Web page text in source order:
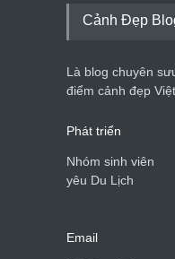
Cảnh Đẹp
Là blog chuyên
điểm cảnh đẹp
Phát triển
Nhóm sinh viên
yêu Du Lịch
Email